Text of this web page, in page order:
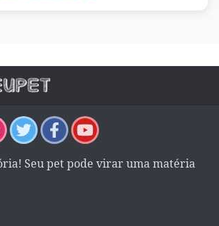
Seu pet pode virar uma matéria